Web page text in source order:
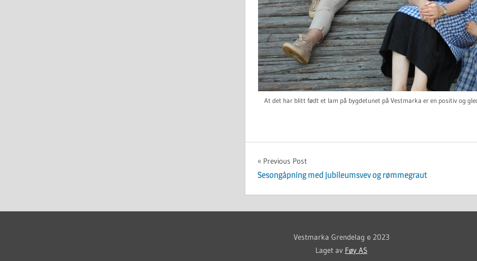
At det har blitt født et lam på bygdetunet på Vestmarka er en positiv og
Innleggsnavigasjon
Previous Post
Sesongåpning med jubileumsvev og rømmegraut
Vestmarka Grendelag © 2023
Laget av Føy AS